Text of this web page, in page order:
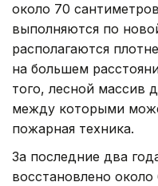
около 70
выполняются по
располагаются
на большем
того, лесной массив
между которыми
пожарная техника.
За последние два
восстановлено около